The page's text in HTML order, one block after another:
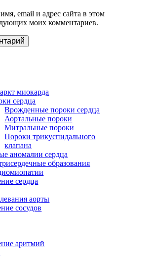
email и адрес сайта в этом
моих комментариев.
миокарда
сердца
Врожденные пороки сердца
Аортальные пороки
Митральные пороки
Пороки трикуспидального
клапана
аномалии сердца
образования
сердца
аорты
сосудов
аритмий